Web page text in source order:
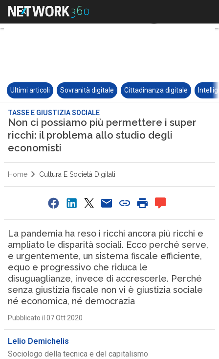
Ultimi articoli Sovranità digitale Cittadinanza digitale
TASSE E GIUSTIZIA SOCIALE
Non ci possiamo più permettere i super
ricchi: il problema allo studio degli
economisti
Home Cultura E Società Digitali
La pandemia ha reso i ricchi ancora più ricchi e
ampliato le disparità sociali. Ecco perché serve,
e urgentemente, un sistema fiscale efficiente,
equo e progressivo che riduca le
disuguaglianze, invece di accrescerle. Perché
senza giustizia fiscale non vi è giustizia sociale
né economica, né democrazia
Pubblicato il 07 Ott 2020
Lelio Demichelis
Sociologo della tecnica e del capitalismo